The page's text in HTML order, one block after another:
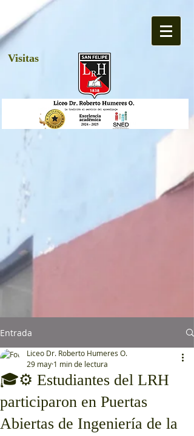
Visitas
Entrada
🎓⚙️ Estudiantes del LRH
participaron en Puertas
Abiertas de Ingeniería de la
Liceo Dr. Roberto Humeres O.
29 may 1 min de lectura